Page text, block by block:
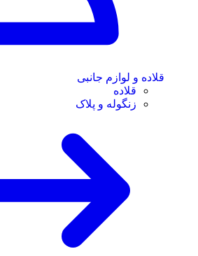
قلاده و لوازم جانبی
قلاده
زنگوله و پلاک